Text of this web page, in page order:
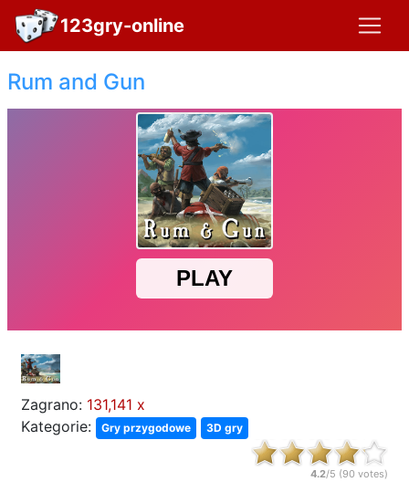
123gry-online
Rum and Gun
Zagrano: 131,141 x
Kategorie:
Gry przygodowe 3D gry
4.2/5 (90 votes)